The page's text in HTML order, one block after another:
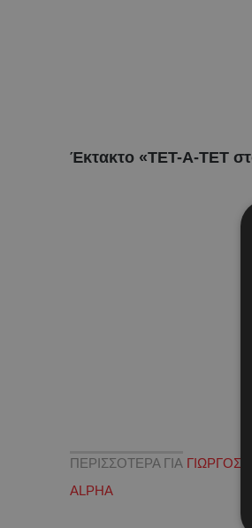
Έκτακτο «ΤΕΤ-Α-ΤΕΤ
ΠΕΡΙΣΣΟΤΕΡΑ ΓΙΑ ΓΙΩΡΓΟΣ
ALPHA